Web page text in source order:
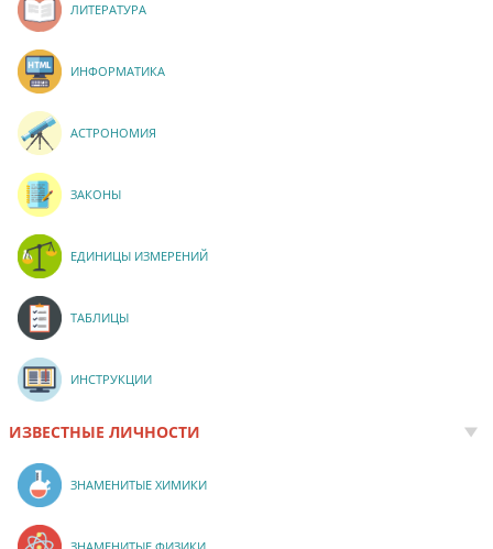
ЛИТЕРАТУРА
ИНФОРМАТИКА
АСТРОНОМИЯ
ЗАКОНЫ
ЕДИНИЦЫ ИЗМЕРЕНИЙ
ТАБЛИЦЫ
ИНСТРУКЦИИ
ИЗВЕСТНЫЕ ЛИЧНОСТИ
ЗНАМЕНИТЫЕ ХИМИКИ